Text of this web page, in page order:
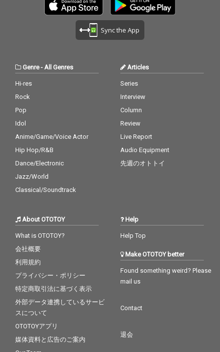
Sync the App
Genre- All Genres
Hi-res
Rock
Pop
Idol
Anime/Game/Voice Actor
Hip Hop/R&B
Dance/Electronic
Jazz/World
Classical/Soundtrack
Articles
Series
Interview
Column
Review
Live Report
Audio Equipment
先週のオトトイ
About OTOTOY
What is OTOTOY?
会社概要
利用規約
プライバシー・ポリシー
特定商取引法に基づく表示
外部データ連携しているサービ
スについて
OTOTOYアプリ
媒体資料と広告のご案内
Help
Help Top
Make OTOTOY better
Found something weird? Please
mail us
Contact
退会